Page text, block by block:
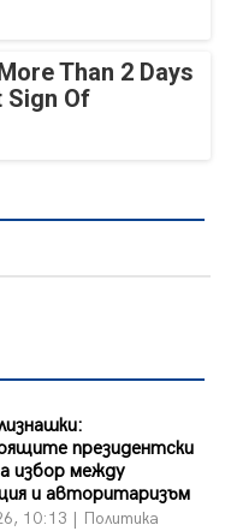
Than 2 Days
Sign Of
президентски
избор между
и авторитаризъм
10:13 | Политика